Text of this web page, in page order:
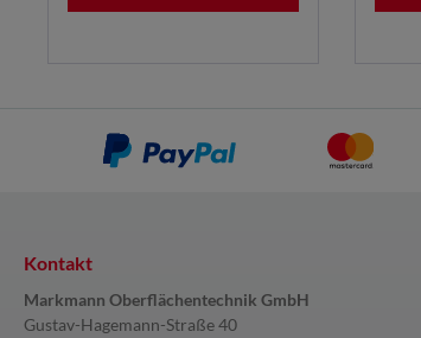
Kontakt
Markmann Oberflächentechnik GmbH
Gustav-Hagemann-Straße 40